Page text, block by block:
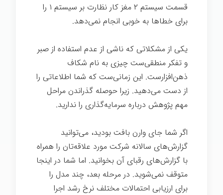
قسمت سیستم ۲ مغز کار نظارت بر سیستم ۱ را
برای خطاها به خوبی انجام نمی‌دهد.
یکی از مشکلاتی که ناشی از عدم استفاده از صبر
و تفکر منطقی‌ست چیزی به نام شکاف
ذهن‌افزارست. این زمانی‌ست که شما اطلاعاتی را
از دست می‌دهید. زیرا حوصله گذراندن مراحل
مهم پژوهش درباره سرمایه‌گذاری را ندارید.
اگر شما جای وارن بافت بودید، می‌توانید
گزارش‌های سالانه شرکت مورد علاقه‌تان را همراه
با گزارش‌های رقبای آن بخوانید. اما شما در اینجا
متوقف نمی‌شوید. در مرحله بعد، چند مدل را
برای ارزیابی احتمالات مختلف نرخ رشد اجرا